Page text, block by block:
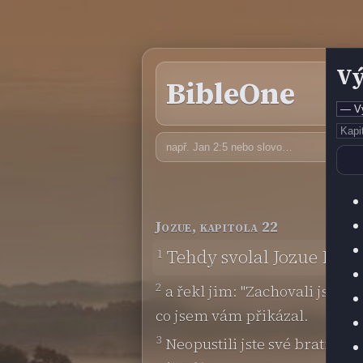
BibleOne
Jozue, kapitola 22
1 Tehdy svolal Jozue
2 a řekl jim: "Zachovali jste
co jsem vám přikázal.
3 Neopustili jste své bratry